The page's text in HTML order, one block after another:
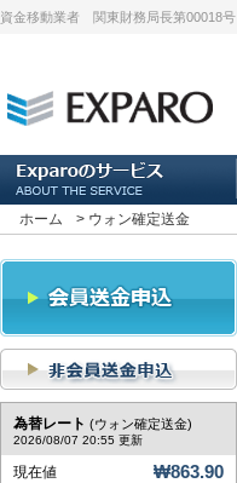
資金移動業者 関東財務局長第00018号
ホーム > ウォン確定送金
為替レート (ウォン確定送金)
2026/08/07 20:55 更新
現在値 ₩863.90